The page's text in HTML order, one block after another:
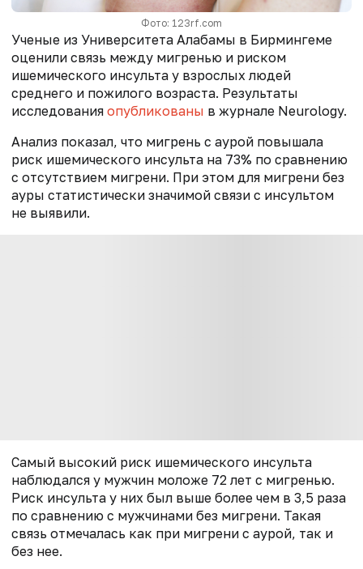
Фото: 123rf.com
Ученые из Университета Алабамы в Бирмингеме
оценили связь между мигренью и риском
ишемического инсульта у взрослых людей
среднего и пожилого возраста. Результаты
исследования опубликованы в журнале Neurology.
Анализ показал, что мигрень с аурой повышала
риск ишемического инсульта на 73% по сравнению
с отсутствием мигрени. При этом для мигрени без
ауры статистически значимой связи с инсультом
не выявили.
Самый высокий риск ишемического инсульта
наблюдался у мужчин моложе 72 лет с мигренью.
Риск инсульта у них был выше более чем в 3,5 раза
по сравнению с мужчинами без мигрени. Такая
связь отмечалась как при мигрени с аурой, так и
без нее.